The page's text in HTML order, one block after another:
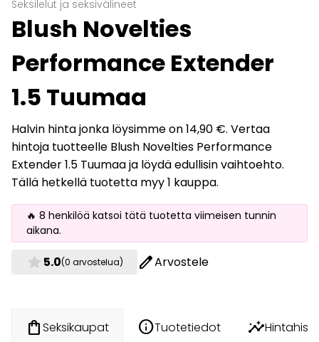
Seksilelut ja seksivälineet
Blush Novelties
Performance Extender
1.5 Tuumaa
Halvin hinta jonka löysimme on 14,90 €. Vertaa
hintoja tuotteelle Blush Novelties Performance
Extender 1.5 Tuumaa ja löydä edullisin vaihtoehto.
Tällä hetkellä tuotetta myy 1 kauppa.
🔥 8 henkilöä katsoi tätä tuotetta viimeisen tunnin
aikana.
star 5.0(0 arvostelua) editArvostele
shopping_bagSeksikaupat infoTuotetiedot insights